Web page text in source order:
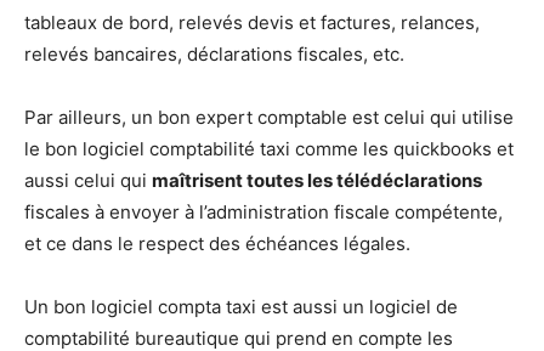
tableaux de bord, relevés devis et factures, relances,
relevés bancaires, déclarations fiscales, etc.
Par ailleurs, un bon expert comptable est celui qui utilise
le bon logiciel comptabilité taxi comme les quickbooks et
aussi celui qui maîtrisent toutes les télédéclarations
fiscales à envoyer à l’administration fiscale compétente,
et ce dans le respect des échéances légales.
Un bon logiciel compta taxi est aussi un logiciel de
comptabilité bureautique qui prend en compte les